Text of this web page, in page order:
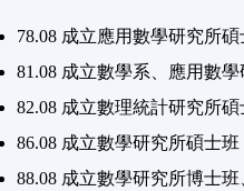
78.08 成立應用數學研究所碩
81.08 成立數學系、應用數
82.08 成立數理統計研究所碩
86.08 成立數學研究所碩士班
88.08 成立數學研究所博士